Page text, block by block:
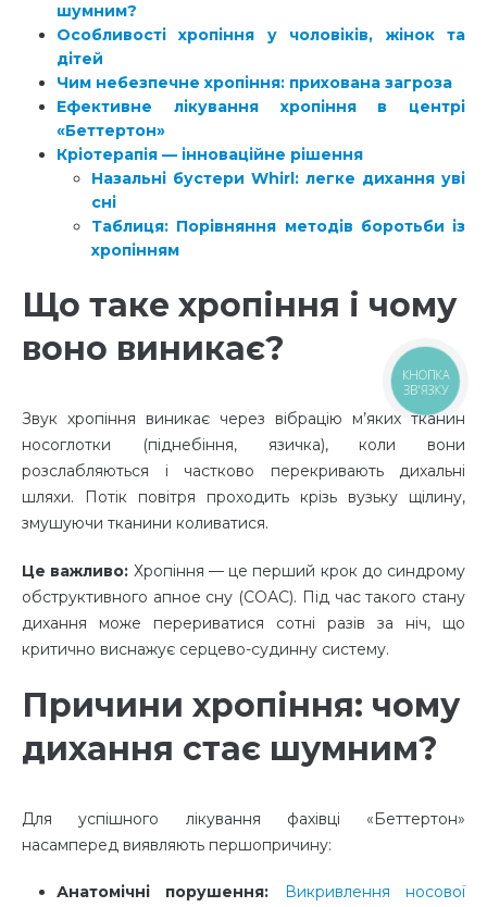
шумним?
Особливості хропіння у чоловіків, жінок та
дітей
Чим небезпечне хропіння: прихована загроза
Ефективне лікування хропіння в центрі
«Беттертон»
Кріотерапія — інноваційне рішення
Назальні бустери Whirl: легке дихання уві
сні
Таблиця: Порівняння методів боротьби із
хропінням
Що таке хропіння і чому
воно виникає?
Звук хропіння виникає через вібрацію м’яких тканин
носоглотки (піднебіння, язичка), коли вони
розслабляються і частково перекривають дихальні
шляхи. Потік повітря проходить крізь вузьку щілину,
змушуючи тканини коливатися.
Це важливо: Хропіння — це перший крок до синдрому
обструктивного апное сну (СОАС). Під час такого стану
дихання може перериватися сотні разів за ніч, що
критично виснажує серцево-судинну систему.
Причини хропіння: чому
дихання стає шумним?
Для успішного лікування фахівці «Беттертон»
насамперед виявляють першопричину:
Анатомічні порушення: Викривлення носової
КНОПКА
ЗВ'ЯЗКУ